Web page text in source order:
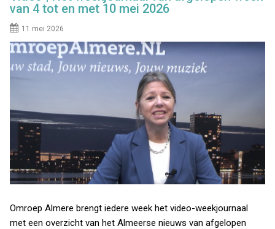
van 4 tot en met 10 mei 2026
11 mei 2026
Omroep Almere brengt iedere week het video-weekjournaal
met een overzicht van het Almeerse nieuws van afgelopen